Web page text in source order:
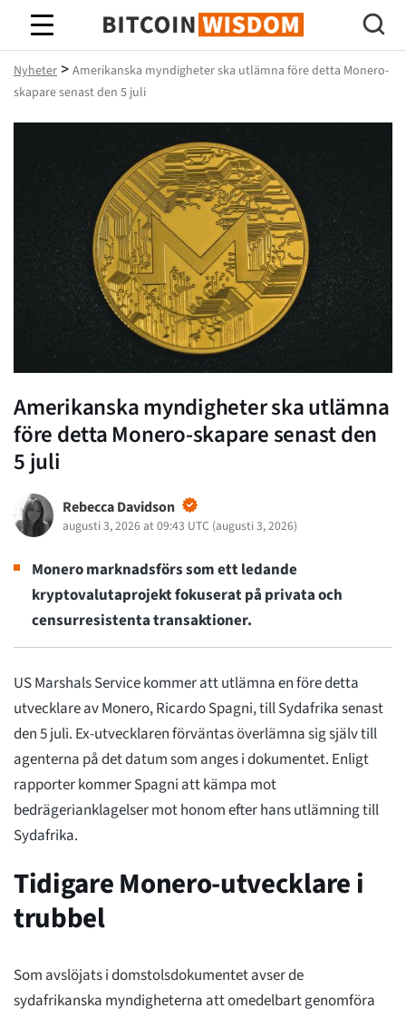
Bitcoin Wisdom
Nyheter > Amerikanska myndigheter ska utlämna före detta Monero-
skapare senast den 5 juli
Amerikanska myndigheter ska utlämna
före detta Monero-skapare senast den
5 juli
Rebecca Davidson
augusti 3, 2026 at 09:43 UTC (augusti 3, 2026)
Monero marknadsförs som ett ledande
kryptovalutaprojekt fokuserat på privata och
censurresistenta transaktioner.
US Marshals Service kommer att utlämna en före detta
utvecklare av Monero, Ricardo Spagni, till Sydafrika senast
den 5 juli. Ex-utvecklaren förväntas överlämna sig själv till
agenterna på det datum som anges i dokumentet. Enligt
rapporter kommer Spagni att kämpa mot
bedrägerianklagelser mot honom efter hans utlämning till
Sydafrika.
Tidigare Monero-utvecklare i
trubbel
Som avslöjats i domstolsdokumentet avser de
sydafrikanska myndigheterna att omedelbart genomföra